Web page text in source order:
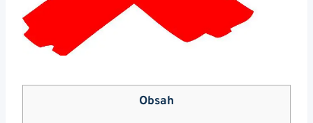
Obsah